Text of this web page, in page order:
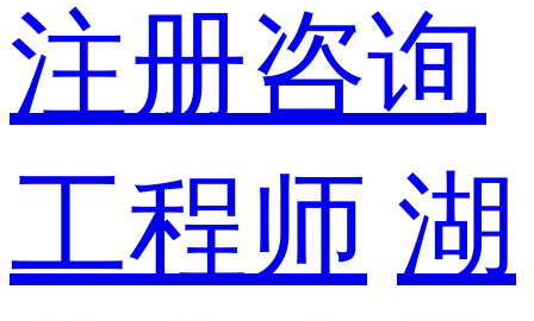
注册咨询
工程师 湖